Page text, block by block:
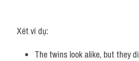
Xét ví dụ:
The twins look alike, but they